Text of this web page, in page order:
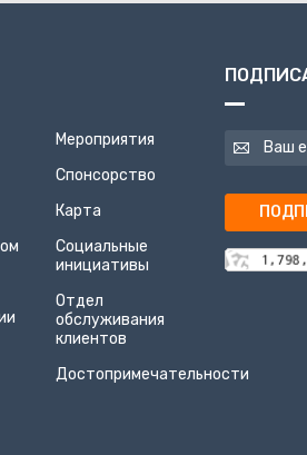
Мероприятия
Спонсорство
Карта
Социальные
инициативы
Отдел
обслуживания
клиентов
Достопримечательности